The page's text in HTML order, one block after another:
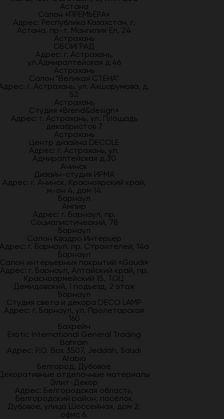
Астана
Салон «ПРЕМЬЕРА»
Адрес: Республика Казахстан, г.
Астана, пр-т. Мангилик Ел, 24
Астрахань
ОБОИГРАД
Адрес: г. Астрахань,
ул.Адмиралтейская д.46
Астрахань
Салон "Великая СТЕНА"
г. Астрахань, ул. Ахшарумова, д.
52
Астрахань
Студия «Brend&design»
Адрес: г. Астрахань, ул. Площадь
декабристов 7
Астрахань
Центр дизайна DECOLE
Адрес: г. Астрахань, ул.
Адмиралтейская д.30
Ачинск
Дизайн-студия ИРМА
Адрес: г. Ачинск, Красноярский край,
м-он 4, дом 14
Барнаул
Ампир
Адрес: г. Барнаул, пр.
Социалистический, 78
Барнаул
Салон Квадро Интерьер
г. Барнаул, пр. Строителей, 14а
Барнаул
Салон интерьерных покрытий «Gaudi»
Адрес: г. Барнаул, Алтайский край, пр.
Красноармейский 15, ТОЦ
Демидовский, 1 подъезд, 2 этаж
Барнаул
Студия света и декора DECO LAMP
Адрес: г. Барнаул, ул. Пролетарская
160
Бахрейн
Exotic International General Trading
Bahrain
Адрес: P.O. Box 3507, Jeddah, Saudi
Arabia
Белгород, Дубовое
отделочные материалы
Элит-Декор
Адрес: Белгородская область,
Белгородский район, посёлок
Дубовое, улица Шоссейная, дом 2,
офис 6.